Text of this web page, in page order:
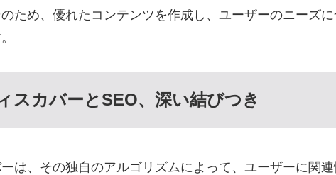
ため、優れたコンテンツを作成し、ユーザーのニーズ
スカバーとSEO、深い結びつき
は、その独自のアルゴリズムによって、ユーザーに関